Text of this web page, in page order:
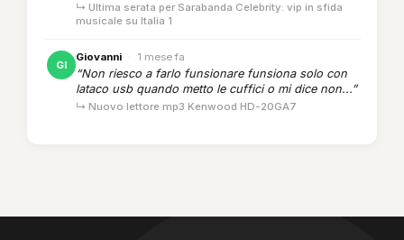
↳ Ultima serata per Sarabanda Celebrity: vip in sfida
musicale su Italia 1
GI
Giovanni · 1 mese fa
“Non riesco a farlo funsionare funsiona solo con
lataco usb quando metto le cuffici o mi dice non...”
↳ Nuovo lettore mp3 Kenwood HD-20GA7